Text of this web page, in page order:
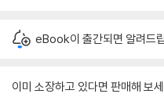
eBook이 출간되면 알려드
이미 소장하고 있다면 판매해 보